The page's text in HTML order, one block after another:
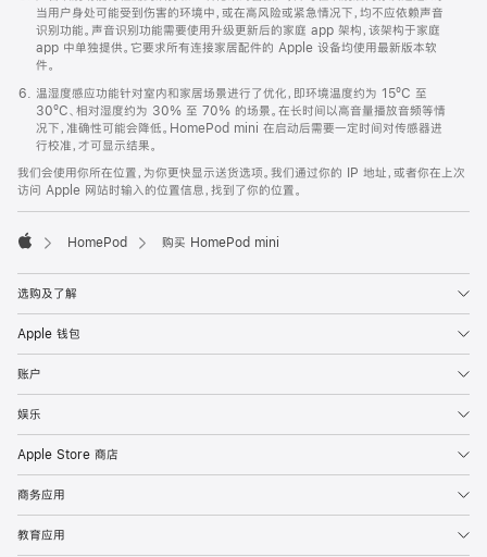
当用户身处可能受到伤害的环境中，或在高风险或紧急情况下，均不应依赖声音
识别功能。声音识别功能需要使用升级更新后的家庭 app 架构，该架构于家庭
app 中单独提供。它要求所有连接家居配件的 Apple 设备均使用最新版本软
件。
温湿度感应功能针对室内和家居场景进行了优化，即环境温度约为 15ºC 至
30ºC、相对湿度约为 30% 至 70% 的场景。在长时间以高音量播放音频等情
况下，准确性可能会降低。HomePod mini 在启动后需要一定时间对传感器进
行校准，才可显示结果。
我们会使用你所在位置，为你更快显示送货选项。我们通过你的 IP 地址，或者你在上次
访问 Apple 网站时输入的位置信息，找到了你的位置。
HomePod 购买 HomePod mini
选购及了解
Apple 钱包
账户
娱乐
Apple Store 商店
商务应用
教育应用